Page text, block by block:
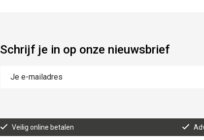
Schrijf je in op onze nieuwsbrief
Veilig online betalen